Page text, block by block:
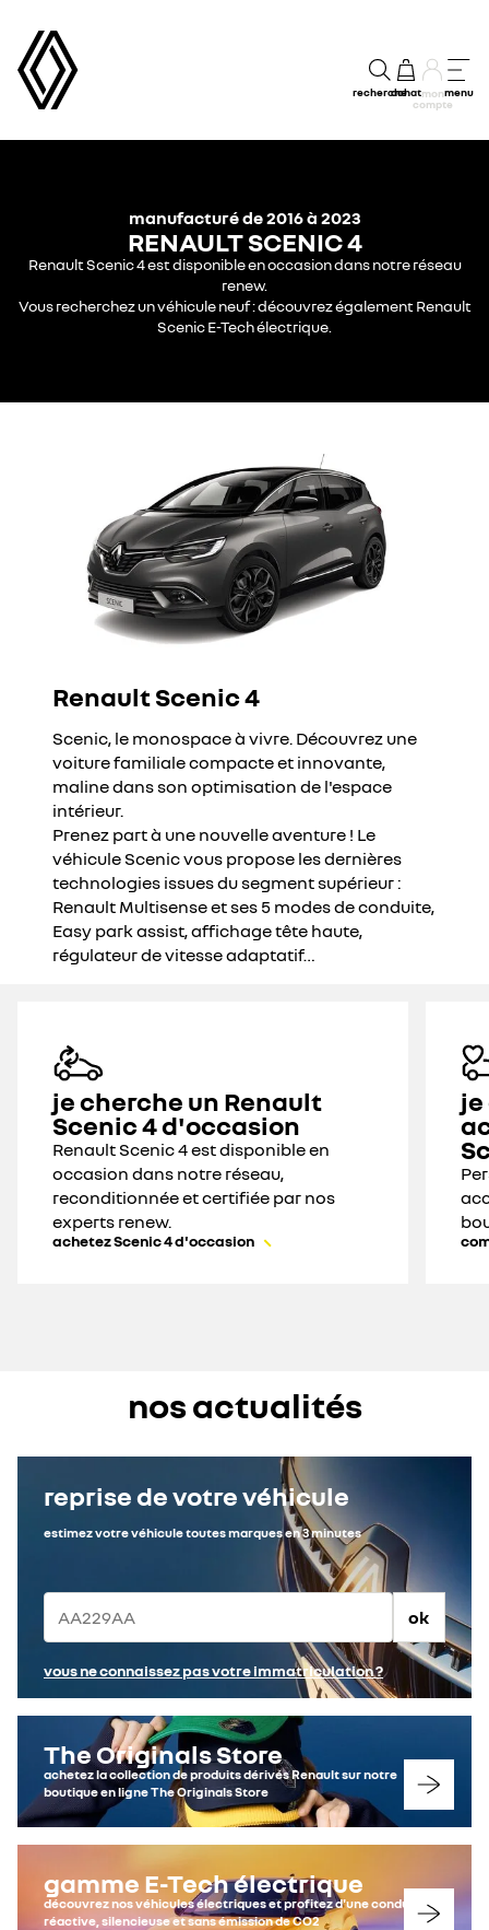
rechercheachatmon
compte
menu
manufacturé de 2016 à 2023
RENAULT SCENIC 4
Renault Scenic 4 est disponible en occasion dans notre réseau
renew.
Vous recherchez un véhicule neuf : découvrez également Renault
Scenic E-Tech électrique.
Renault Scenic 4
Scenic, le monospace à vivre. Découvrez une
voiture familiale compacte et innovante,
maline dans son optimisation de l'espace
intérieur.
Prenez part à une nouvelle aventure ! Le
véhicule Scenic vous propose les dernières
technologies issues du segment supérieur :
Renault Multisense et ses 5 modes de conduite,
Easy park assist, affichage tête haute,
régulateur de vitesse adaptatif…
je cherche un Renault
Scenic 4 d'occasion
Renault Scenic 4 est disponible en
occasion dans notre réseau,
reconditionnée et certifiée par nos
experts renew.
achetez Scenic 4 d'occasion
je
nos actualités
reprise de votre véhicule
estimez votre véhicule toutes marques en 3 minutes
ok
vous ne connaissez pas votre immatriculation ?
The Originals Store
achetez la collection de produits dérivés Renault sur notre
boutique en ligne The Originals Store
gamme E-Tech électrique
découvrez nos véhicules électriques et profitez d'une conduite
réactive, silencieuse et sans émission de CO2